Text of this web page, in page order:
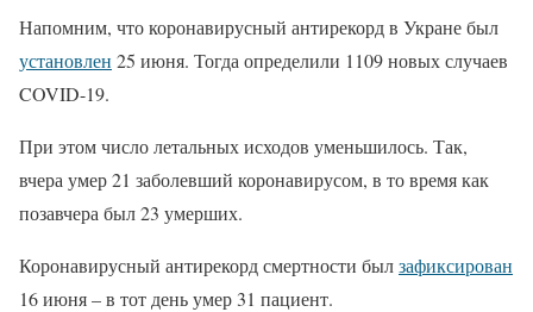
Напомним, что коронавирусный антирекорд в Укране был
установлен 25 июня. Тогда определили 1109 новых случаев
COVID-19.
При этом число летальных исходов уменьшилось. Так,
вчера умер 21 заболевший коронавирусом, в то время как
позавчера был 23 умерших.
Коронавирусный антирекорд смертности былзафиксирован
16 июня – в тот день умер 31 пациент.